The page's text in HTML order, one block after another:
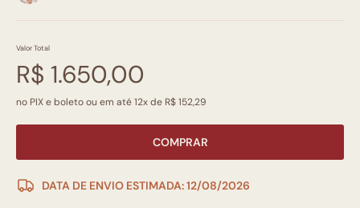
Valor Total
R$ 1.650,00
no PIX e boleto ou em até 12x de R$ 152,29
COMPRAR
DATA DE ENVIO ESTIMADA: 12/08/2026